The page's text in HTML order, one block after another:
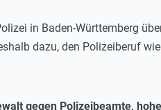
in Baden-Württemberg
dazu, den Polizeiberuf
gegen Polizeibeamte,